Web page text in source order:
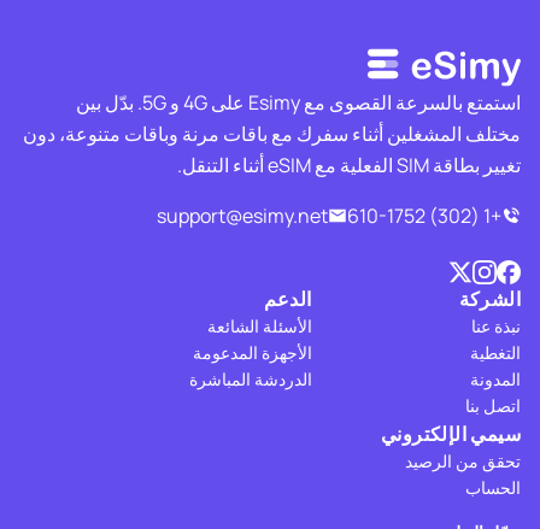
استمتع بالسرعة القصوى مع Esimy على 4G و 5G. بدّل بين
مختلف المشغلين أثناء سفرك مع باقات مرنة وباقات متنوعة، دون
تغيير بطاقة SIM الفعلية مع eSIM أثناء التنقل.
+1 (302) 610-1752
support@esimy.net
الشركة
نبذة عنا
التغطية
المدونة
اتصل بنا
الدعم
الأسئلة الشائعة
الأجهزة المدعومة
الدردشة المباشرة
سيمي الإلكتروني
تحقق من الرصيد
الحساب